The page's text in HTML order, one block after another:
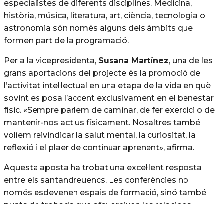
especialistes de diferents disciplines. Medicina,
història, música, literatura, art, ciència, tecnologia o
astronomia són només alguns dels àmbits que
formen part de la programació.
Per a la vicepresidenta, Susana Martínez, una de les
grans aportacions del projecte és la promoció de
l’activitat intel·lectual en una etapa de la vida en què
sovint es posa l’accent exclusivament en el benestar
físic. «Sempre parlem de caminar, de fer exercici o de
mantenir-nos actius físicament. Nosaltres també
volíem reivindicar la salut mental, la curiositat, la
reflexió i el plaer de continuar aprenent», afirma.
Aquesta aposta ha trobat una excel·lent resposta
entre els santandreuencs. Les conferències no
només esdevenen espais de formació, sinó també